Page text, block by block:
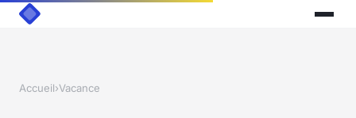
Accueil›Vacance